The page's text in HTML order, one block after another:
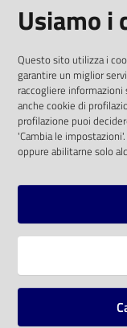
on line
Eventi
Chiedi al
bibliotecario
Avvisi
solo alle
comunitaria
SOCIAL
Vai alla pagina
Usiamo i
Questo sito utilizza i
garantire un miglior
raccogliere
anche cookie di
profilazione puoi
'Cambia le
oppure abilitarne solo